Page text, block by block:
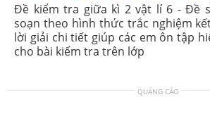
Đề kiểm tra giữa kì 2 vật lí 6 - Đề
soạn theo hình thức trắc nghiệm
lời giải chi tiết giúp các em ôn tập
cho bài kiểm tra trên lớp
QUẢNG CÁO